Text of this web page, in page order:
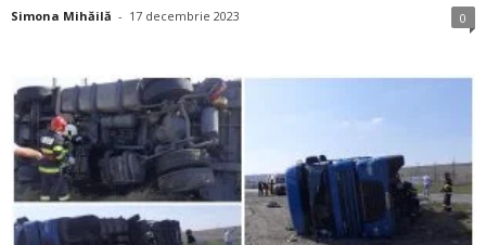
Simona Mihăilă - 17 decembrie 2023 0